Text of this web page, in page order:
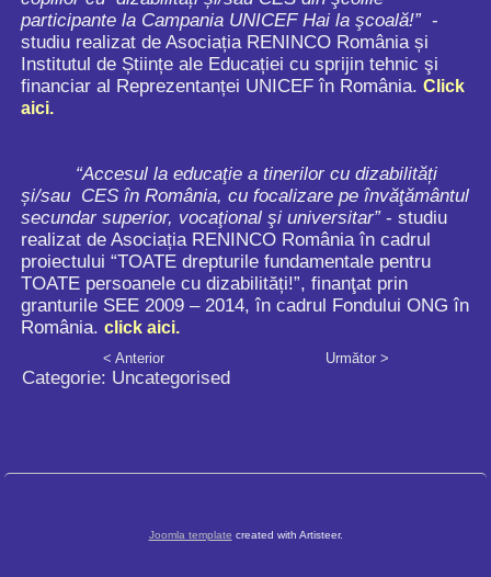
participante la Campania UNICEF Hai la şcoală!”-
studiu realizat de Asociația RENINCO România și
Institutul de Științe ale Educației cu sprijin tehnic şi
financiar al Reprezentanței UNICEF în România.Click
aici.
“Accesul la educaţie a tinerilor cu dizabilități
și/sau CES în România, cu focalizare pe învăţământul
secundar superior, vocaţional şi universitar”- studiu
realizat de Asociația RENINCO România în cadrul
proiectului “TOATE drepturile fundamentale pentru
TOATE persoanele cu dizabilități!”, finanţat prin
granturile SEE 2009 – 2014, în cadrul Fondului ONG în
România.click aici.
< Anterior Următor >
Categorie: Uncategorised
Joomla template created with Artisteer.